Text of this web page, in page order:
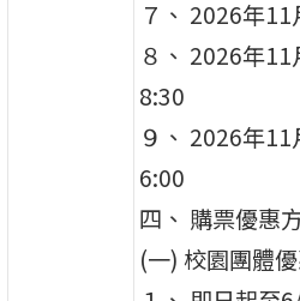
７、 2026年
８、 2026年
8:30
９、 2026年
6:00
四、 購票優惠
(一) 校園團體